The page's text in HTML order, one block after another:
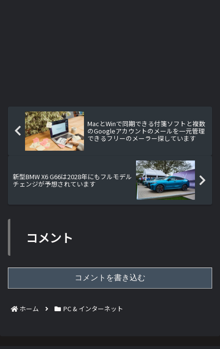
MacとWinで同期できる付箋ソフトと複数
のGoogleアカウントのメールを一元管理
できるフリーのメーラー探しています
新型BMW X6 G66は2028年にもフルモデル
チェンジが予想されています
コメント
コメントを書き込む
ホーム PC & インターネット